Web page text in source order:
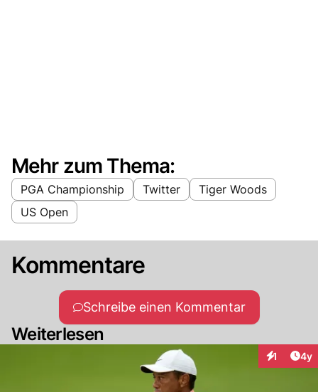
Mehr zum Thema:
PGA Championship Twitter
Tiger Woods
US Open
Kommentare
Schreibe einen Kommentar
Weiterlesen
1 4y